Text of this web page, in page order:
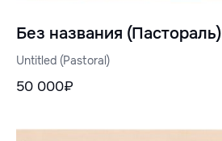
Без названия (Пастораль)
Untitled (Pastoral)
50 000₽